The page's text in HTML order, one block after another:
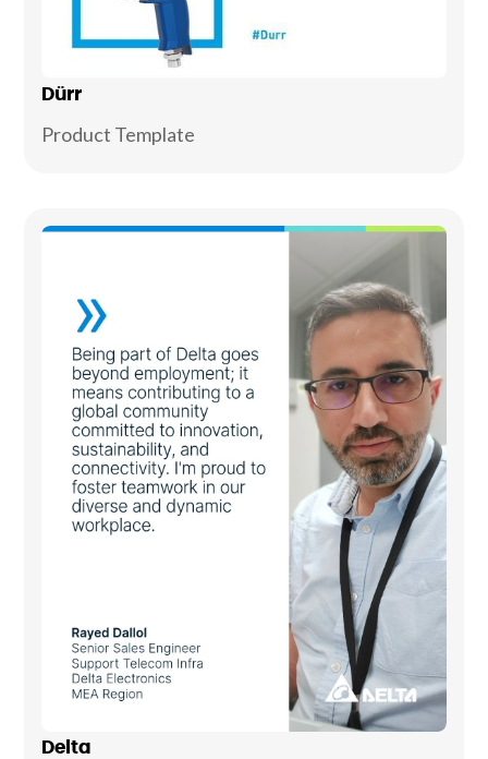
Dürr
Product Template
Delta